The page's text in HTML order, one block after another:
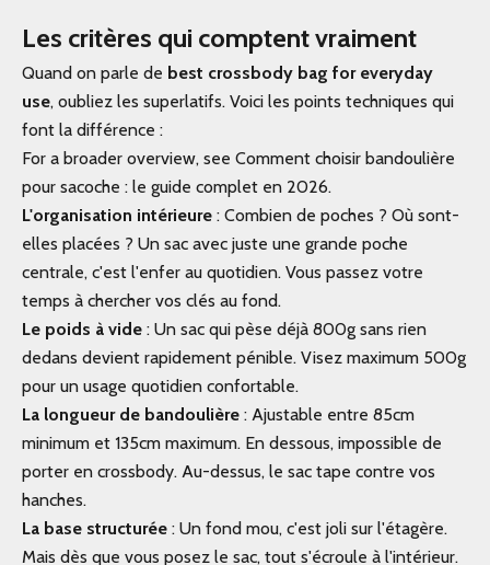
Les critères qui comptent vraiment
Quand on parle de best crossbody bag for everyday
use, oubliez les superlatifs. Voici les points techniques qui
font la différence :
For a broader overview, see Comment choisir bandoulière
pour sacoche : le guide complet en 2026.
L'organisation intérieure : Combien de poches ? Où sont-
elles placées ? Un sac avec juste une grande poche
centrale, c'est l'enfer au quotidien. Vous passez votre
temps à chercher vos clés au fond.
Le poids à vide : Un sac qui pèse déjà 800g sans rien
dedans devient rapidement pénible. Visez maximum 500g
pour un usage quotidien confortable.
La longueur de bandoulière : Ajustable entre 85cm
minimum et 135cm maximum. En dessous, impossible de
porter en crossbody. Au-dessus, le sac tape contre vos
hanches.
La base structurée : Un fond mou, c'est joli sur l'étagère.
Mais dès que vous posez le sac, tout s'écroule à l'intérieur.